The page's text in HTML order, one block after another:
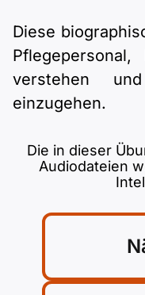
Diese
verstehen
einzugehen.
Die in dieser
Audiodateien